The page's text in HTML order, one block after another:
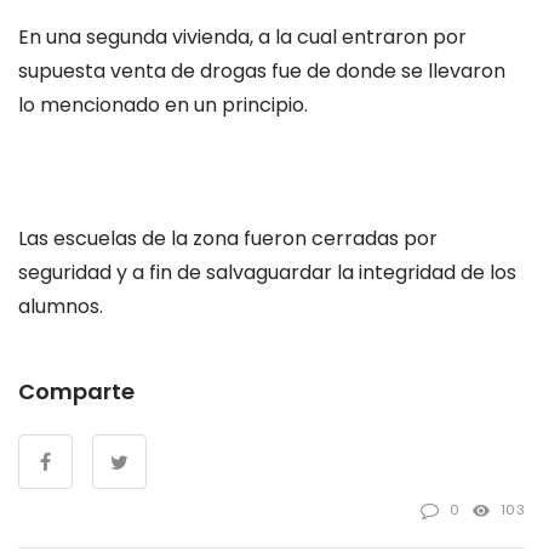
En una segunda vivienda, a la cual entraron por
supuesta venta de drogas fue de donde se llevaron
lo mencionado en un principio.
Las escuelas de la zona fueron cerradas por
seguridad y a fin de salvaguardar la integridad de los
alumnos.
Comparte
0 103